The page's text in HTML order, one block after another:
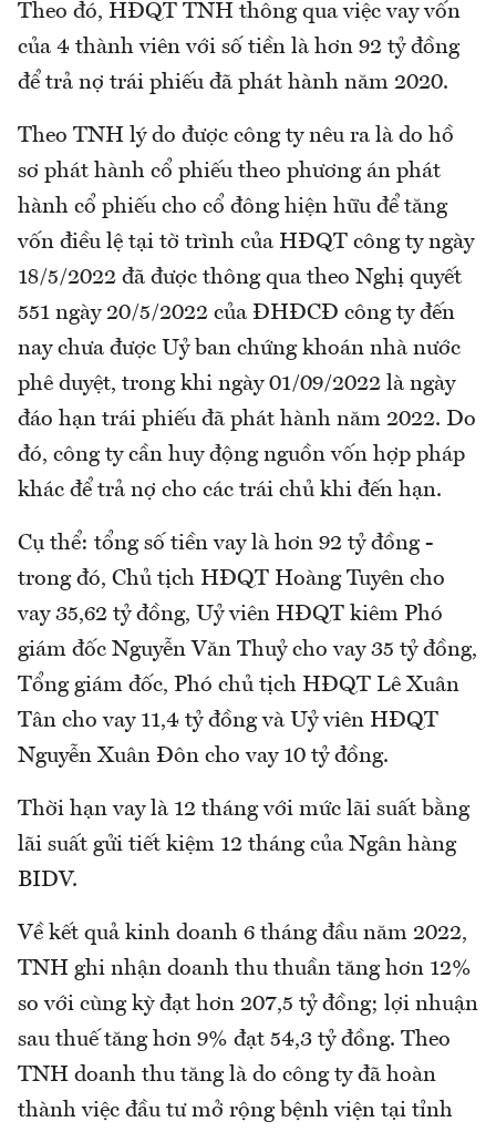
Theo đó, HĐQT TNH thông qua việc vay vốn
của 4 thành viên với số tiền là hơn 92 tỷ đồng
để trả nợ trái phiếu đã phát hành năm 2020.
Theo TNH lý do được công ty nêu ra là do hồ
sơ phát hành cổ phiếu theo phương án phát
hành cổ phiếu cho cổ đông hiện hữu để tăng
vốn điều lệ tại tờ trình của HĐQT công ty ngày
18/5/2022 đã được thông qua theo Nghị quyết
551 ngày 20/5/2022 của ĐHĐCĐ công ty đến
nay chưa được Uỷ ban chứng khoán nhà nước
phê duyệt, trong khi ngày 01/09/2022 là ngày
đáo hạn trái phiếu đã phát hành năm 2022. Do
đó, công ty cần huy động nguồn vốn hợp pháp
khác để trả nợ cho các trái chủ khi đến hạn.
Cụ thể: tổng số tiền vay là hơn 92 tỷ đồng -
trong đó, Chủ tịch HĐQT Hoàng Tuyên cho
vay 35,62 tỷ đồng, Uỷ viên HĐQT kiêm Phó
giám đốc Nguyễn Văn Thuỷ cho vay 35 tỷ đồng,
Tổng giám đốc, Phó chủ tịch HĐQT Lê Xuân
Tân cho vay 11,4 tỷ đồng và Uỷ viên HĐQT
Nguyễn Xuân Đôn cho vay 10 tỷ đồng.
Thời hạn vay là 12 tháng với mức lãi suất bằng
lãi suất gửi tiết kiệm 12 tháng của Ngân hàng
BIDV.
Về kết quả kinh doanh 6 tháng đầu năm 2022,
TNH ghi nhận doanh thu thuần tăng hơn 12%
so với cùng kỳ đạt hơn 207,5 tỷ đồng; lợi nhuận
sau thuế tăng hơn 9% đạt 54,3 tỷ đồng. Theo
TNH doanh thu tăng là do công ty đã hoàn
thành việc đầu tư mở rộng bệnh viện tại tỉnh